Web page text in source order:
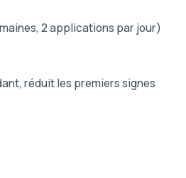
2 applications par jour)
réduit les premiers signes